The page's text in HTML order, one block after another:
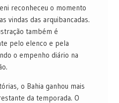
reconheceu o momento
vindas das arquibancadas.
também é
pelo elenco e pela
o empenho diário na
o Bahia ganhou mais
da temporada. O